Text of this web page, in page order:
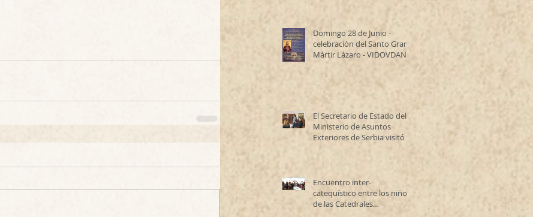
Domingo 28 de Junio -
celebración del Santo Gran
Mártir Lázaro - VIDOVDAN
El Secretario de Estado del
Ministerio de Asuntos
Exteriores de Serbia visitó la
Encuentro inter-
catequístico entre los niños
de las Catedrales